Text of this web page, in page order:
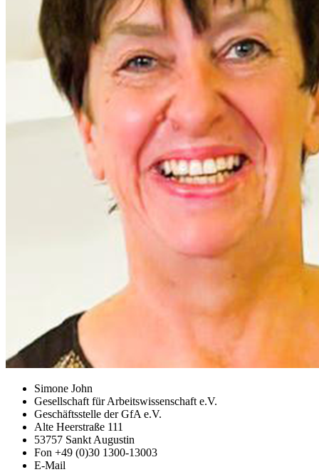
Simone John
Gesellschaft für Arbeitswissenschaft e.V.
Geschäftsstelle der GfA e.V.
Alte Heerstraße 111
53757 Sankt Augustin
Fon +49 (0)30 1300-13003
E-Mail